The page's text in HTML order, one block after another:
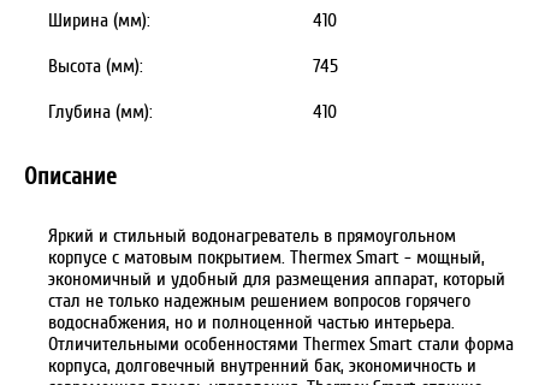
Ширина (мм): 410
Высота (мм): 745
Глубина (мм): 410
Описание
Яркий и стильный водонагреватель в прямоугольном
корпусе с матовым покрытием. Thermex Smart - мощный,
экономичный и удобный для размещения аппарат, который
стал не только надежным решением вопросов горячего
водоснабжения, но и полноценной частью интерьера.
Отличительными особенностями Thermex Smart стали форма
корпуса, долговечный внутренний бак, экономичность и